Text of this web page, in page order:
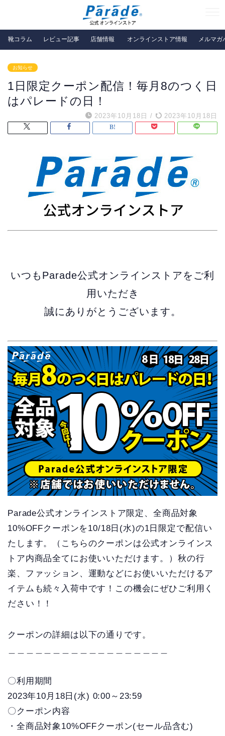
靴コラム レビュー記事 店舗情報 オンラインストア情報 メルマガ
お知らせ
1日限定クーポン配信！毎月8のつく日
はパレードの日！
2023年10月18日 / 2023年10月18日
いつもParade公式オンラインストアをご利
用いただき
誠にありがとうございます。
Parade公式オンラインストア限定、全商品対象
10%OFFクーポンを10/18日(水)の1日限定で配信い
たします。（こちらのクーポンは公式オンラインス
トア内商品全てにお使いいただけます。）秋の行
楽、ファッション、運動などにお使いいただけるア
イテムも続々入荷中です！この機会にぜひご利用く
ださい！！
クーポンの詳細は以下の通りです。
〇利用期間
2023年10月18日(水) 0:00～23:59
〇クーポン内容
・全商品対象10%OFFクーポン(セール品含む)